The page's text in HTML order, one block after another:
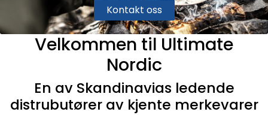
Kontakt oss
Velkommen til Ultimate
Nordic
En av Skandinavias ledende
distrubutører av kjente merkevarer